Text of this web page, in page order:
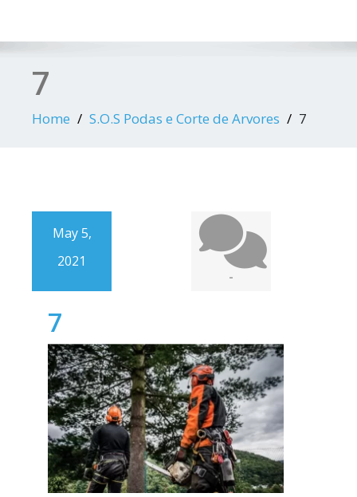
7
Home S.O.S Podas e Corte de Arvores 7
May 5,
2021
-
7